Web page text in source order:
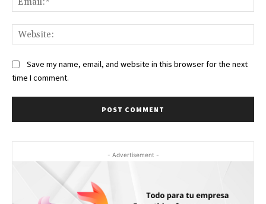
Save my name, email, and website in this browser for the next
time I comment.
- Advertisement -